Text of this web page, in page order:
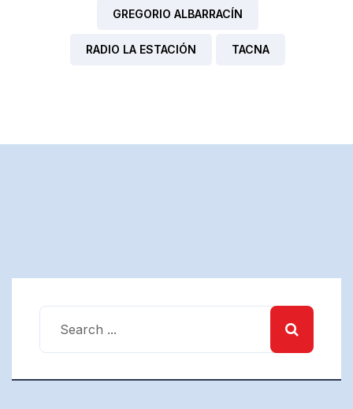
GREGORIO ALBARRACÍN
RADIO LA ESTACIÓN TACNA